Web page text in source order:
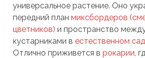
универсальное растение. Оно
передний планмиксбордеров
цветников) и пространство
кустарниками вестественном
Отлично приживется врокарии ,